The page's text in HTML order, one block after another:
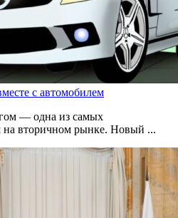
с автомобилем
— одна из самых
на вторичном рынке. Новый ...